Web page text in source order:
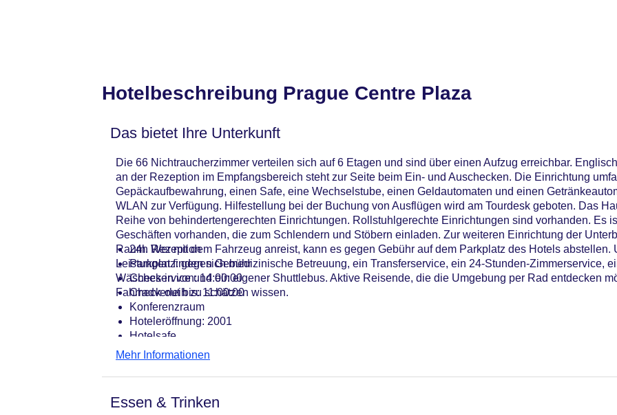
Hotelbeschreibung Prague Centre Plaza
Das bietet Ihre Unterkunft
Die 66 Nichtraucherzimmer verteilen sich auf 6 Etagen und sind über einen Aufzug erreichbar.
an der Rezeption im Empfangsbereich steht zur Seite beim Ein- und Auschecken. Die Einrichtung
Gepäckaufbewahrung, einen Safe, eine Wechselstube, einen Geldautomaten und einen
WLAN zur Verfügung. Hilfestellung bei der Buchung von Ausflügen wird am Tourdesk geboten. Das
Reihe von behindertengerechten Einrichtungen. Rollstuhlgerechte Einrichtungen sind vorhanden. Es
Geschäften vorhanden, die zum Schlendern und Stöbern einladen. Zur weiteren Einrichtung der
Raum. Wer mit dem Fahrzeug anreist, kann es gegen Gebühr auf dem Parkplatz des Hotels abstellen.
Leistungen finden sich medizinische Betreuung, ein Transferservice, ein 24-Stunden-Zimmerservice,
Wäscheservice und ein eigener Shuttlebus. Aktive Reisende, die die Umgebung per Rad entdecken
Fahrradverleih zu schätzen wissen.
24h Rezeption
Parkplatz: gegen Gebühr
Check-in von: 14:00:00
Check-out bis: 11:00:00
Konferenzraum
Hoteleröffnung: 2001
Hotelsafe
WLAN/WiFi im Hotel
Lift
Zimmerservice
Mehr Informationen
Essen & Trinken